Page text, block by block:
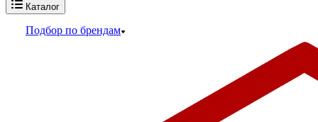
Каталог
Подбор по брендам